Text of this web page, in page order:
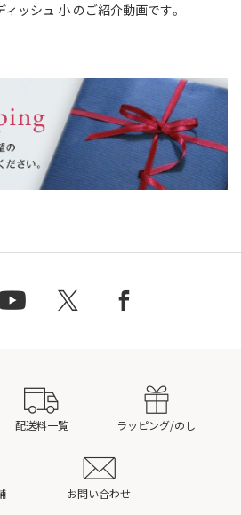
ィッシュ 小 のご紹介動画です。
配送料一覧 ラッピング/のし
お問い合わせ